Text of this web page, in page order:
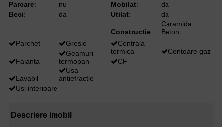
Parcare:
nu
Beci: da
Mobilat:
da
Utilat: da
Constructie:
Caramida
Beton
Parchet
Gresie
Faianta
Geamuri
termopan
Lavabil
Usa
antiefractie
Usi interioare
Centrala
termica
Contoare gaz
CF
Descriere imobil